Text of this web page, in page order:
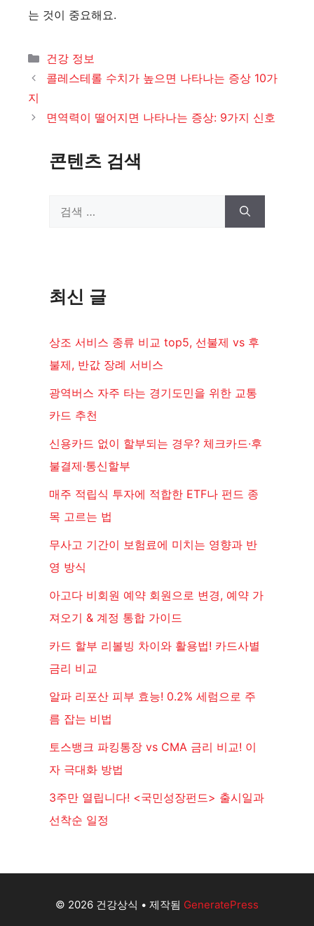
는 것이 중요해요.
카
테
건강 정보
콜레스테롤 수치가 높으면 나타나는 증상 10가
지
면역력이 떨어지면 나타나는 증상: 9가지 신호
콘텐츠 검색
최신 글
상조 서비스 종류 비교 top5, 선불제 vs 후
불제, 반값 장례 서비스
광역버스 자주 타는 경기도민을 위한 교통
카드 추천
신용카드 없이 할부되는 경우? 체크카드·후
불결제·통신할부
매주 적립식 투자에 적합한 ETF나 펀드 종
목 고르는 법
무사고 기간이 보험료에 미치는 영향과 반
영 방식
아고다 비회원 예약 회원으로 변경, 예약 가
져오기 & 계정 통합 가이드
카드 할부 리볼빙 차이와 활용법! 카드사별
금리 비교
알파 리포산 피부 효능! 0.2% 세럼으로 주
름 잡는 비법
토스뱅크 파킹통장 vs CMA 금리 비교! 이
자 극대화 방법
3주만 열립니다! <국민성장펀드> 출시일과
선착순 일정
© 2026 건강상식 • 제작됨 GeneratePress